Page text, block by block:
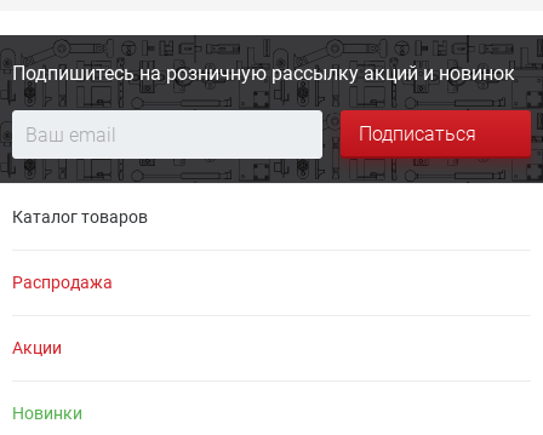
Подпишитесь на розничную рассылку акций и новинок
Подписаться
Каталог товаров
Распродажа
Акции
Новинки